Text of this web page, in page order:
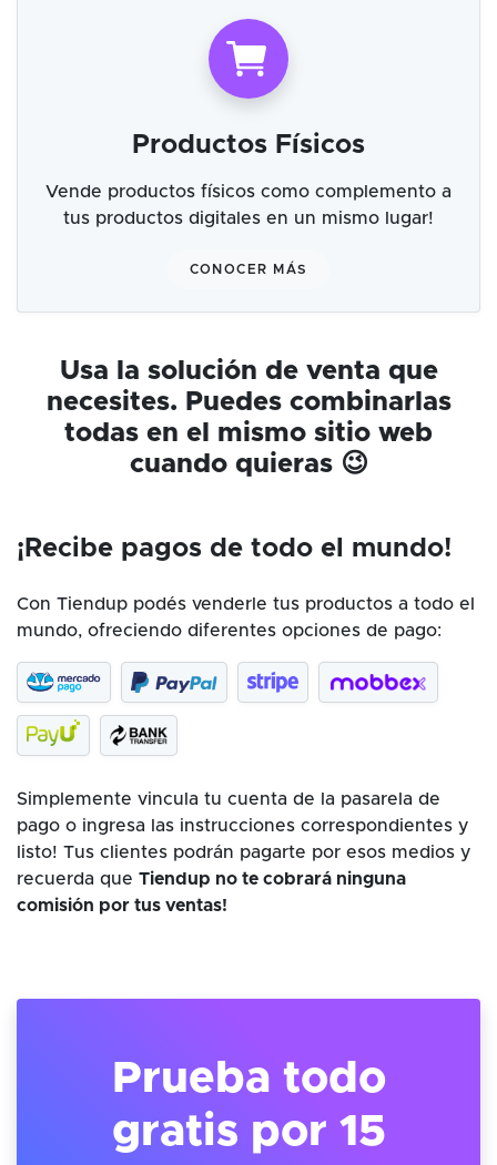
Productos Físicos
Vende productos físicos como complemento a
tus productos digitales en un mismo lugar!
CONOCER MÁS
Usa la solución de venta que
necesites. Puedes combinarlas
todas en el mismo sitio web
cuando quieras 😉
¡Recibe pagos de todo el mundo!
Con Tiendup podés venderle tus productos a todo el
mundo, ofreciendo diferentes opciones de pago:
Simplemente vincula tu cuenta de la pasarela de
pago o ingresa las instrucciones correspondientes y
listo! Tus clientes podrán pagarte por esos medios y
recuerda que Tiendup no te cobrará ninguna
comisión por tus ventas!
Prueba todo
gratis por 15